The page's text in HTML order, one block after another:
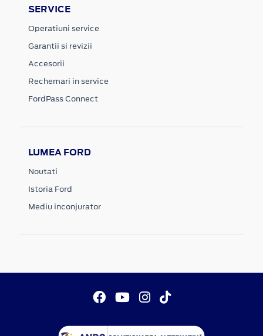
SERVICE
Operatiuni service
Garantii si revizii
Accesorii
Rechemari in service
FordPass Connect
LUMEA FORD
Noutati
Istoria Ford
Mediu inconjurator